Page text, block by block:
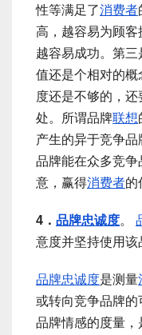
性等满足了消费者
高，越容易为顾
越容易成功。第三
值还是个相对的概
度还是不够的，
处。所谓品牌联想
产生的异于竞争品
品牌能在众多竞
意，赢得消费者的
4． 品牌忠诚度。
意度并坚持使用该
品牌忠诚度是测量
或转向竞争品牌
品牌情感的度量，